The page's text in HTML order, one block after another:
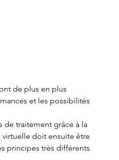
de plus en plus
et les possibilités
traitement grâce à la
doit ensuite être
principes très différents